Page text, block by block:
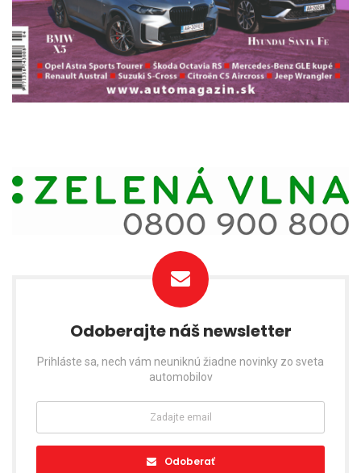
Odoberajte náš newsletter
Prihláste sa, nech vám neuniknú žiadne novinky zo sveta
automobilov
Odoberať